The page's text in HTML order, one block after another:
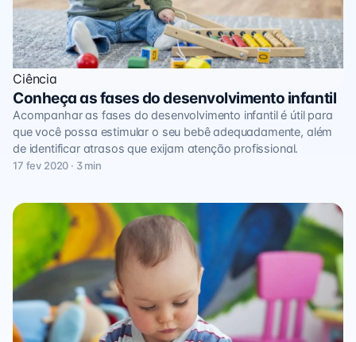
Ciência
Conheça as fases do desenvolvimento infantil
Acompanhar as fases do desenvolvimento infantil é útil para
que você possa estimular o seu bebê adequadamente, além
de identificar atrasos que exijam atenção profissional.
17 fev 2020 · 3 min